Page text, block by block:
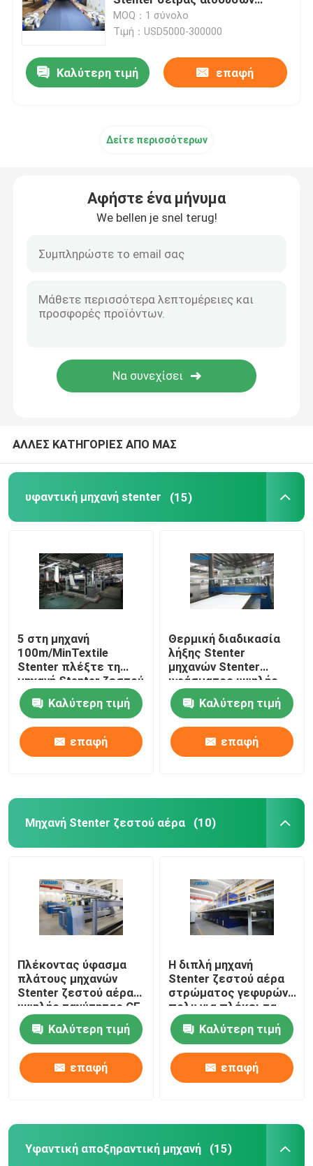
Tenter μηχανή πλαισίων
υφαντική βάφοντας μηχανή
stenter μηχανή λήξης
Χαλαρώστε την ξηρότερη μηχανή
SUNWIN STH για το ύφασμα
ταπετσαριών
MOQ：1 σύνολο
Τιμή：USD5000-300000
Καλύτερη τιμή επαφή
Δείτε περισσότερων
Αφήστε ένα μήνυμα
We bellen je snel terug!
ΑΛΛΕΣ ΚΑΤΗΓΟΡΙΕΣ ΑΠΟ ΜΑΣ
υφαντική μηχανή stenter (15)
5 στη μηχανή
100m/MinTextile
Stenter πλέξτε τη
μηχανή Stenter ζεστού
αέρα ατμού τύπων
Καλύτερη τιμή
επαφή
Θερμική διαδικασία
λήξης Stenter
μηχανών Stenter
υφάσματος υψηλής
ταχύτητας
πετρελαίου
πολυεστέρα
Καλύτερη τιμή
επαφή
Μηχανή Stenter ζεστού αέρα (10)
Πλέκοντας ύφασμα
πλάτους μηχανών
Stenter ζεστού αέρα
υψηλής ταχύτητας CE
που τελειώνει
2400mmΚαλύτερη τιμή
επαφή
Η διπλή μηχανή
Stenter ζεστού αέρα
στρώματος γεφυρών
πολυ για πλέκει τα
υφαμένα υφάσματα
Καλύτερη τιμή
επαφή
Υφαντική αποξηραντική μηχανή (15)